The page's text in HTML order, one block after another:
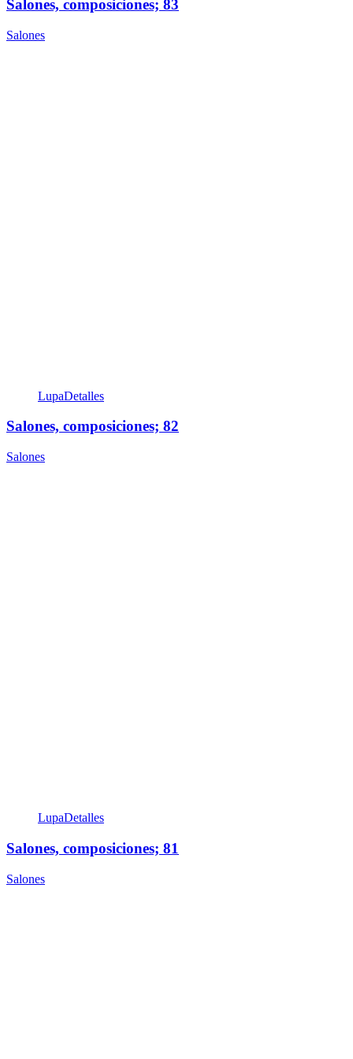
Salones, composiciones; 83
Salones
LupaDetalles
Salones, composiciones; 82
Salones
LupaDetalles
Salones, composiciones; 81
Salones